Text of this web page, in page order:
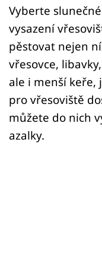
Vyberte
vysazení
pěstovat nejen
vřesovce,
ale i menší keře,
pro vřesoviště
můžete do nich
azalky.